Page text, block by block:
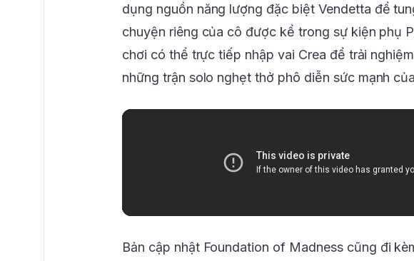
dụng nguồn năng lượng đặc biệt Vendetta để
chuyện riêng của cô được kể trong sự kiện phụ
chơi có thể trực tiếp nhập vai Crea để trải
những trận solo nghẹt thở phô diễn sức mạnh
Bản cập nhật Foundation of Madness cũng đi